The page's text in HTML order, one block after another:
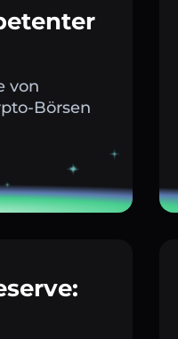
von
Börsen